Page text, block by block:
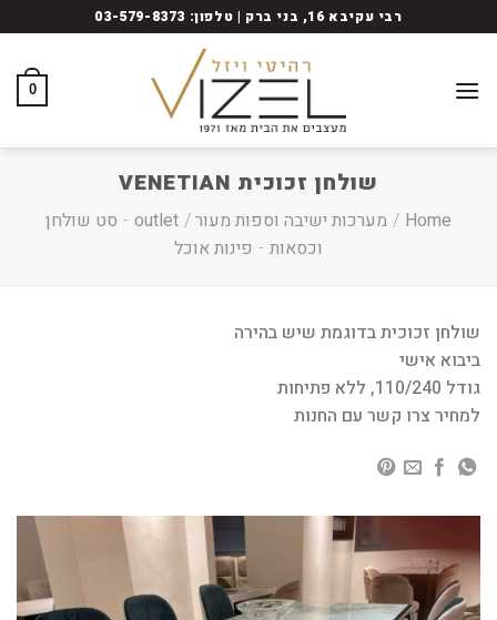
to
רבי עקיבא 16, בני ברק | טלפון: 03-579-8373
0
שולחן זכוכית VENETIAN
Home
/ מערכות ישיבה וספות מעור/
outlet
- סט שולחן
וכסאות - פינות אוכל
שולחן זכוכית בדוגמת שיש בהירה
ביבוא אישי
גודל 110/240, ללא פתיחות
למחיר צרו קשר עם החנות